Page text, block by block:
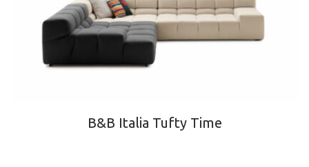
B&B Italia Tufty Time